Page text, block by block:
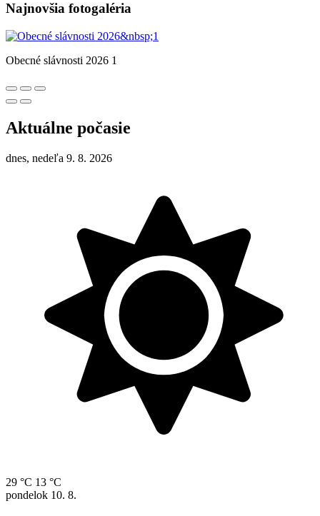
Najnovšia fotogaléria
Obecné slávnosti 2026 1
Aktuálne počasie
dnes, nedeľa 9. 8. 2026
29 °C 13 °C
pondelok 10. 8.